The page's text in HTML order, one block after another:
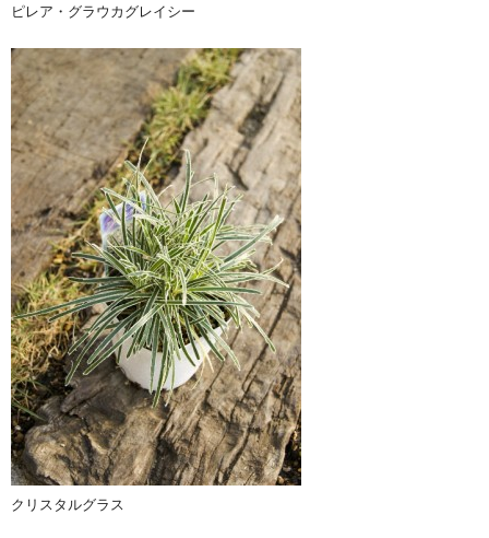
ピレア・グラウカグレイシー
クリスタルグラス